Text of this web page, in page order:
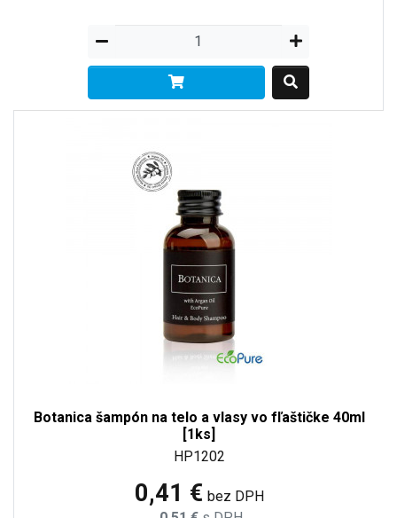
Botanica šampón na telo a vlasy vo fľaštičke 40ml
[1ks]
HP1202
0,41 € bez DPH